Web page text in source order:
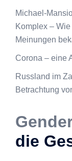
Michael-
Komplex –
Meinungen
Corona – eine
Russland im
Betrachtung
die